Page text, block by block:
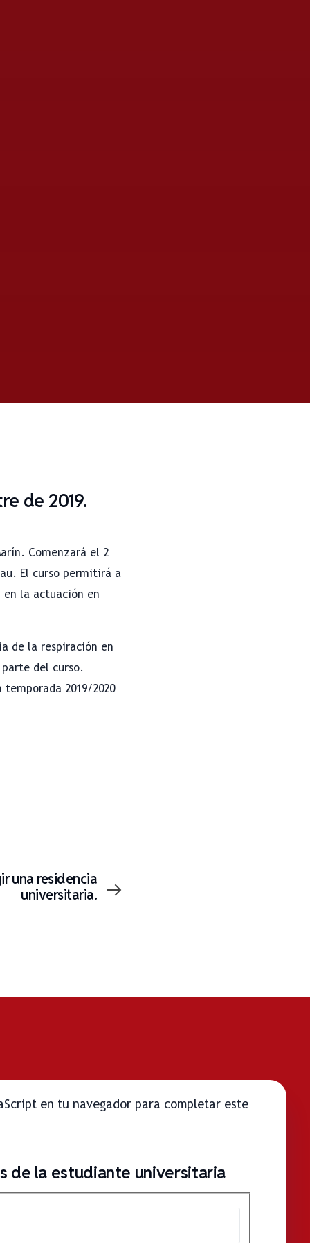
de 2019.
Comenzará el 2
El curso permitirá a
la actuación en
de la respiración en
del curso.
2019/2020
una residencia
universitaria.
en tu navegador para completar este
de la estudiante universitaria